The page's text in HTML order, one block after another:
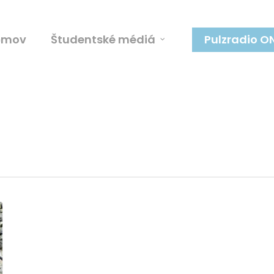
Študentské médiá Pulzradio